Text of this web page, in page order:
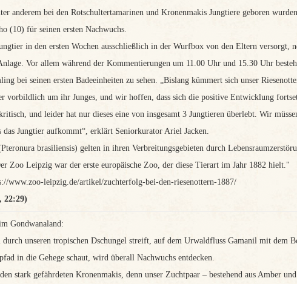
anderem bei den Rotschultertamarinen und Kronenmakis Jungtiere geboren
(10) für seinen ersten Nachwuchs.
in den ersten Wochen ausschließlich in der Wurfbox von den Eltern versorgt,
Vor allem während der Kommentierungen um 11.00 Uhr und 15.30 Uhr
bei seinen ersten Badeeinheiten zu sehen. „Bislang kümmert sich unser
vorbildlich um ihr Junges, und wir hoffen, dass sich die positive Entwicklung
und leider hat nur dieses eine von insgesamt 3 Jungtieren überlebt. Wir
das Jungtier aufkommt“, erklärt Seniorkurator Ariel Jacken.
brasiliensis) gelten in ihren Verbreitungsgebieten durch
Zoo Leipzig war der erste europäische Zoo, der diese Tierart im Jahr 1882 hielt."
www.zoo-leipzig.de/artikel/zuchterfolg-bei-den-riesenottern-1887/
22:29)
Gondwanaland:
unseren tropischen Dschungel streift, auf dem Urwaldfluss Gamanil mit dem
in die Gehege schaut, wird überall Nachwuchs entdecken.
stark gefährdeten Kronenmakis, denn unser Zuchtpaar – bestehend aus Amber